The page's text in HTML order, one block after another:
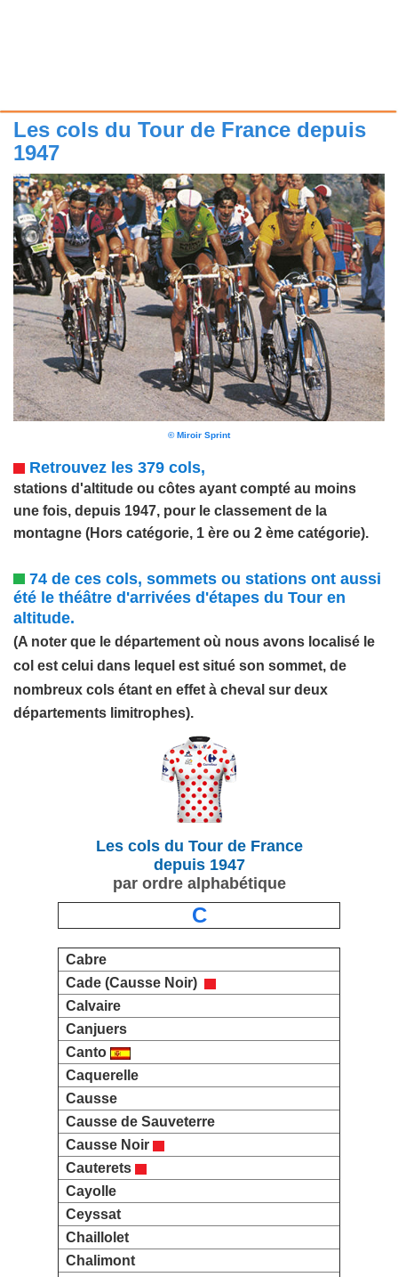
Les cols du Tour de France depuis
1947
© Miroir Sprint
Retrouvez les 379 cols,
stations d'altitude ou côtes ayant compté au moins
une fois, depuis 1947, pour le classement de la
montagne (Hors catégorie, 1 ère ou 2 ème catégorie).
74 de ces cols, sommets ou stations ont aussi
été le théâtre d'arrivées d'étapes du Tour en
altitude.
(A noter que le département où nous avons localisé le
col est celui dans lequel est situé son sommet, de
nombreux cols étant en effet à cheval sur deux
départements limitrophes).
Les cols du Tour de France
depuis 1947
par ordre alphabétique
C
Cabre
Cade (Causse Noir)
Calvaire
Canjuers
Canto
Caquerelle
Causse
Causse de Sauveterre
Causse Noir
Cauterets
Cayolle
Ceyssat
Chaillolet
Chalimont